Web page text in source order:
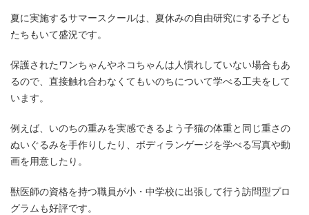
夏に実施するサマースクールは、夏休みの自由研究にする子ども
たちもいて盛況です。
保護されたワンちゃんやネコちゃんは人慣れしていない場合もあ
るので、直接触れ合わなくてもいのちについて学べる工夫をして
います。
例えば、いのちの重みを実感できるよう子猫の体重と同じ重さの
ぬいぐるみを手作りしたり、ボディランゲージを学べる写真や動
画を用意したり。
獣医師の資格を持つ職員が小・中学校に出張して行う訪問型プロ
グラムも好評です。